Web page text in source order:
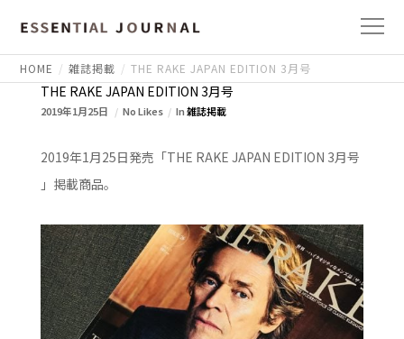
HOME 雑誌掲載 THE RAKE JAPAN EDITION 3月号
THE RAKE JAPAN EDITION 3月号
2019年1月25日 No Likes In雑誌掲載
2019年1月25日発売「THE RAKE JAPAN EDITION 3月号
」掲載商品。